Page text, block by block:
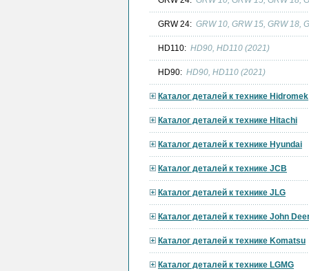
GRW 24: GRW 10, GRW 15, GRW 18,
HD110: HD90, HD110 (2021)
HD90: HD90, HD110 (2021)
Каталог деталей к технике Hidromek
Каталог деталей к технике Hitachi
Каталог деталей к технике Hyundai
Каталог деталей к технике JCB
Каталог деталей к технике JLG
Каталог деталей к технике John
Каталог деталей к технике Komatsu
Каталог деталей к технике LGMG